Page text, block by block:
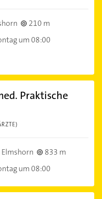
210 m
um 08:00
Praktische
833 m
um 08:00